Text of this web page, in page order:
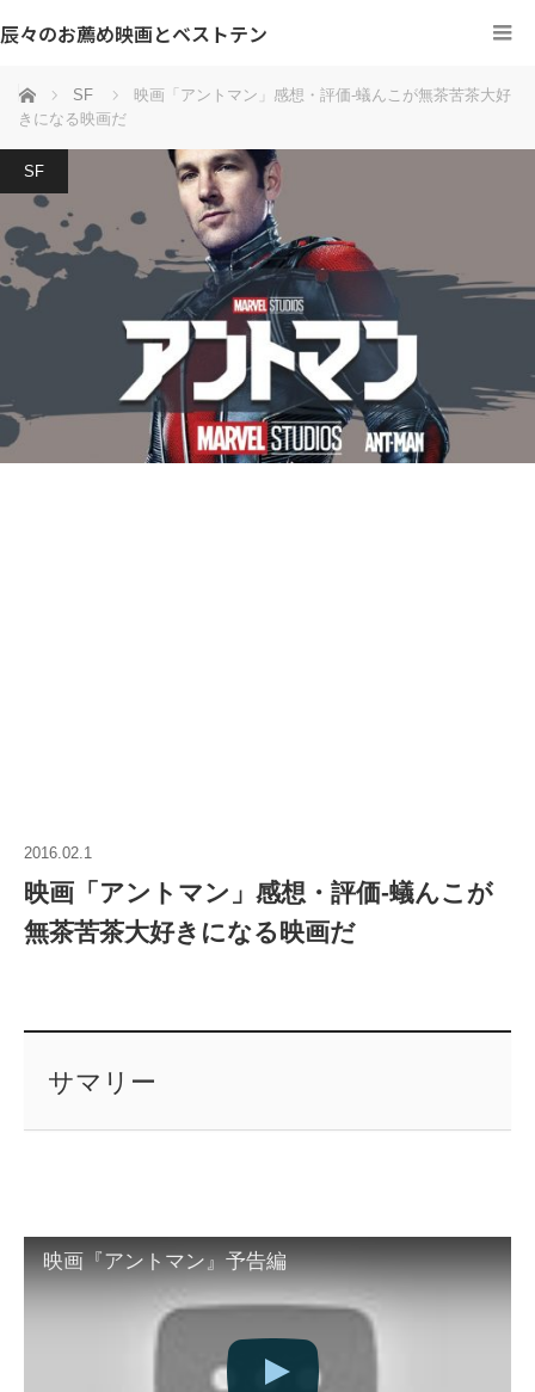
辰々のお薦め映画とベストテン
ホーム SF
映画「アントマン」感想・評価‐蟻んこが無茶苦茶大好
きになる映画だ
SF
2016.02.1
映画「アントマン」感想・評価‐蟻んこが
無茶苦茶大好きになる映画だ
サマリー
映画『アントマン』予告編